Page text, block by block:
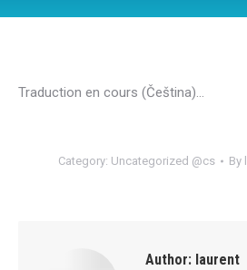
Traduction en cours (Čeština)…
Category: Uncategorized @cs By
Author: laurent